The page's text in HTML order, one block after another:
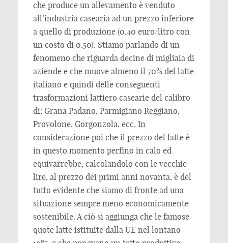
che produce un allevamento è venduto
all’industria casearia ad un prezzo inferiore
a quello di produzione (0,40 euro/litro con
un costo di 0,50). Stiamo parlando di un
fenomeno che riguarda decine di migliaia di
aziende e che muove almeno il 70% del latte
italiano e quindi delle conseguenti
trasformazioni lattiero casearie del calibro
di: Grana Padano, Parmigiano Reggiano,
Provolone, Gorgonzola, ecc. In
considerazione poi che il prezzo del latte è
in questo momento perfino in calo ed
equivarrebbe, calcolandolo con le vecchie
lire, al prezzo dei primi anni novanta, è del
tutto evidente che siamo di fronte ad una
situazione sempre meno economicamente
sostenibile. A ciò si aggiunga che le famose
quote latte istituite dalla UE nel lontano